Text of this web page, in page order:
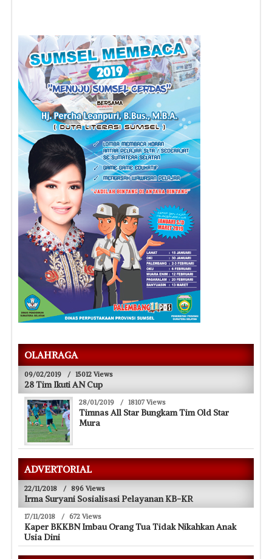
OLAHRAGA
09/02/2019 / 15012 Views
28 Tim Ikuti AN Cup
28/01/2019 / 18107 Views
Timnas All Star Bungkam Tim Old Star
Mura
ADVERTORIAL
22/11/2018 / 896 Views
Irma Suryani Sosialisasi Pelayanan KB-KR
17/11/2018 / 672 Views
Kaper BKKBN Imbau Orang Tua Tidak Nikahkan Anak
Usia Dini